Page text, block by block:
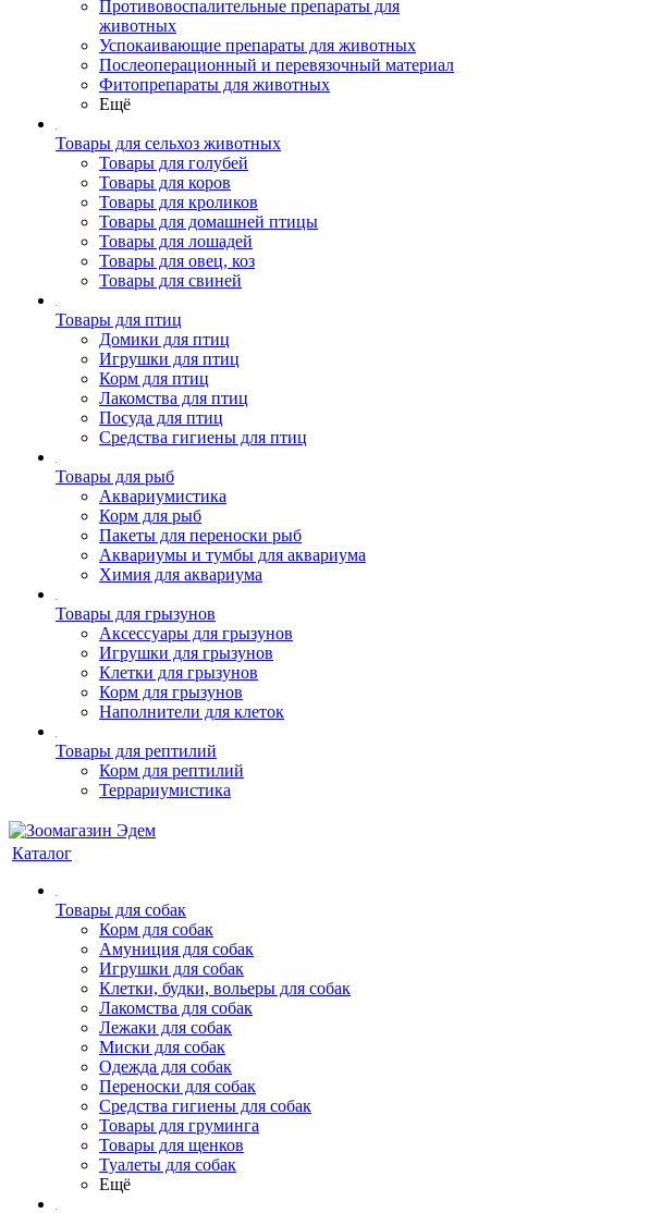
Противовоспалительные препараты для
животных
Успокаивающие препараты для животных
Послеоперационный и перевязочный материал
Фитопрепараты для животных
Ещё
Товары для сельхоз животных
Товары для голубей
Товары для коров
Товары для кроликов
Товары для домашней птицы
Товары для лошадей
Товары для овец, коз
Товары для свиней
Товары для птиц
Домики для птиц
Игрушки для птиц
Корм для птиц
Лакомства для птиц
Посуда для птиц
Средства гигиены для птиц
Товары для рыб
Аквариумистика
Корм для рыб
Пакеты для переноски рыб
Аквариумы и тумбы для аквариума
Химия для аквариума
Товары для грызунов
Аксессуары для грызунов
Игрушки для грызунов
Клетки для грызунов
Корм для грызунов
Наполнители для клеток
Товары для рептилий
Корм для рептилий
Террариумистика
Каталог
Товары для собак
Корм для собак
Амуниция для собак
Игрушки для собак
Клетки, будки, вольеры для собак
Лакомства для собак
Лежаки для собак
Миски для собак
Одежда для собак
Переноски для собак
Средства гигиены для собак
Товары для груминга
Товары для щенков
Туалеты для собак
Ещё